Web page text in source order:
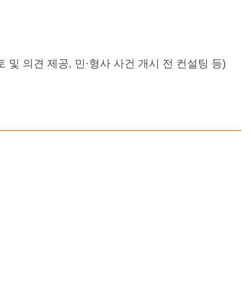
의견 제공, 민·형사 사건 개시 전 컨설팅 등)